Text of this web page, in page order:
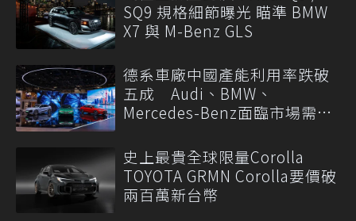
SQ9 規格細節曝光 瞄準 BMW
X7 與 M-Benz GLS
德系車廠中國產能利用率跌破
五成 Audi、BMW、
Mercedes-Benz面臨市場需求
史上最貴全球限量Corolla
TOYOTA GRMN Corolla要價破
兩百萬新台幣